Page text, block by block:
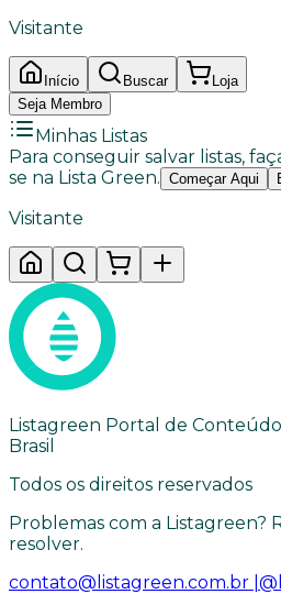
Visitante
Início Buscar
Loja
Seja Membro
Minhas Listas
Para conseguir salvar listas,
se na Lista Green. Começar Aqui
Visitante
Listagreen Portal de Conteúdo
Brasil
Todos os direitos reservados
Problemas com a Listagreen?
resolver.
contato@listagreen.com.br |